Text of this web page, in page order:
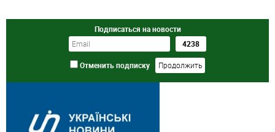
Подписаться на новости
Отменить подписку